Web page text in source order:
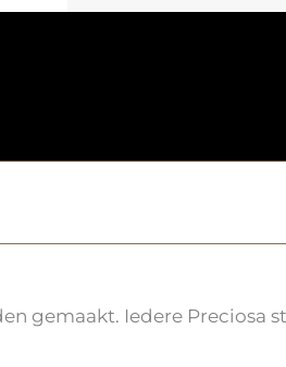
gemaakt. Iedere Preciosa